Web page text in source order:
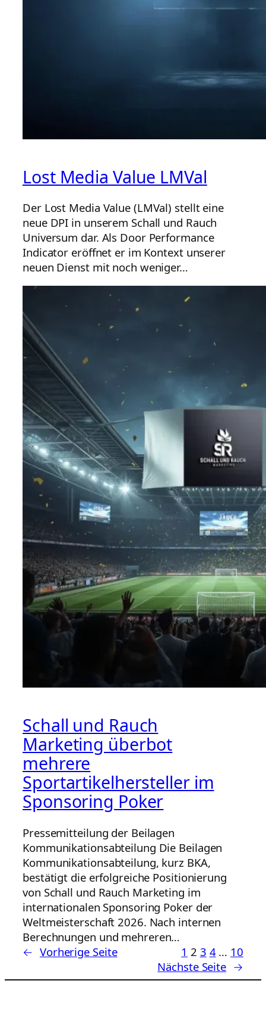
Lost Media Value LMVal
Der Lost Media Value (LMVal) stellt eine
neue DPI in unserem Schall und Rauch
Universum dar. Als Door Performance
Indicator eröffnet er im Kontext unserer
neuen Dienst mit noch weniger…
Schall und Rauch
Marketing überbot
mehrere
Sportartikelhersteller im
Sponsoring Poker
Pressemitteilung der Beilagen
Kommunikationsabteilung Die Beilagen
Kommunikationsabteilung, kurz BKA,
bestätigt die erfolgreiche Positionierung
von Schall und Rauch Marketing im
internationalen Sponsoring Poker der
Weltmeisterschaft 2026. Nach internen
Berechnungen und mehreren…
← Vorherige Seite 1 2 3 4 … 10
Nächste Seite →